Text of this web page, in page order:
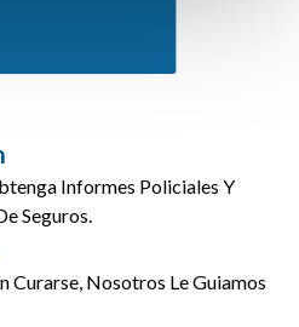
Informes Policiales Y
Seguros.
Curarse, Nosotros Le Guiamos